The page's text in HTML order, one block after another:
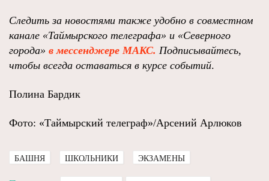
Следить за новостями также удобно в совместном
канале «Таймырского телеграфа» и «Северного
города» в мессенджере МАКС. Подписывайтесь,
чтобы всегда оставаться в курсе событий.
Полина Бардик
Фото: «Таймырский телеграф»/Арсений Арлюков
БАШНЯ ШКОЛЬНИКИ ЭКЗАМЕНЫ